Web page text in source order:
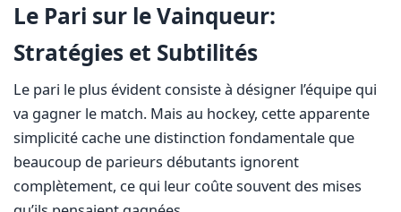
Le Pari sur le Vainqueur:
Stratégies et Subtilités
Le pari le plus évident consiste à désigner l’équipe qui
va gagner le match. Mais au hockey, cette apparente
simplicité cache une distinction fondamentale que
beaucoup de parieurs débutants ignorent
complètement, ce qui leur coûte souvent des mises